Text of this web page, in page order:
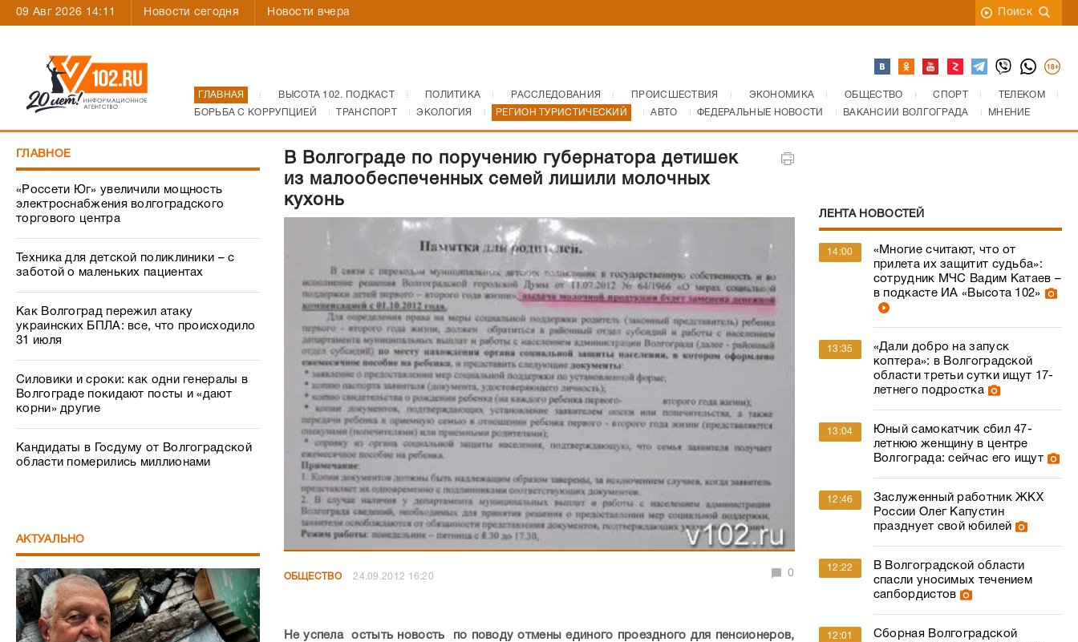
09 Авг 2026 14:11 Новости сегодня Новости вчера Поиск
ГЛАВНАЯ ВЫСОТА 102. ПОДКАСТ ПОЛИТИКА РАССЛЕДОВАНИЯ ПРОИСШЕСТВИЯ ЭКОНОМИКА ОБЩЕСТВО СПОРТ
ТЕЛЕКОМ
БОРЬБА С КОРРУПЦИЕЙ
ТРАНСПОРТ ЭКОЛОГИЯ РЕГИОН ТУРИСТИЧЕСКИЙ АВТО ФЕДЕРАЛЬНЫЕ НОВОСТИ ВАКАНСИИ ВОЛГОГРАДА МНЕНИЕ
ГЛАВНОЕ
«Россети Юг» увеличили мощность
электроснабжения волгоградского
торгового центра
Техника для детской поликлиники – с
заботой о маленьких пациентах
Как Волгоград пережил атаку
украинских БПЛА: все, что происходило
31 июля
Силовики и сроки: как одни генералы в
Волгограде покидают посты и «дают
корни» другие
Кандидаты в Госдуму от Волгоградской
области померились миллионами
АКТУАЛЬНО
В Волгограде по поручению губернатора детишек
из малообеспеченных семей лишили молочных
кухонь
ОБЩЕСТВО 24.09.2012 16:20 0
Не успела остыть новость по поводу отмены единого проездного для пенсионеров,
ЛЕНТА НОВОСТЕЙ
14:00
«Многие считают, что от
прилета их защитит судьба»:
сотрудник МЧС Вадим Катаев –
в подкасте ИА «Высота 102»
13:35
«Дали добро на запуск
коптера»: в Волгоградской
области третьи сутки ищут 17-
летнего подростка
13:04
Юный самокатчик сбил 47-
летнюю женщину в центре
Волгограда: сейчас его ищут
12:46
Заслуженный работник ЖКХ
России Олег Капустин
празднует свой юбилей
12:22
В Волгоградской области
спасли уносимых течением
сапбордистов
12:01
Сборная Волгоградской